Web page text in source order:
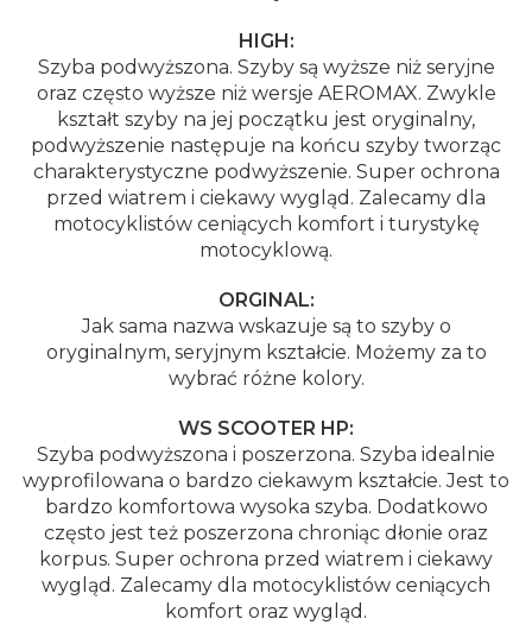
HIGH:
Szyba podwyższona. Szyby są wyższe niż seryjne
oraz często wyższe niż wersje AEROMAX. Zwykle
kształt szyby na jej początku jest oryginalny,
podwyższenie następuje na końcu szyby tworząc
charakterystyczne podwyższenie. Super ochrona
przed wiatrem i ciekawy wygląd. Zalecamy dla
motocyklistów ceniących komfort i turystykę
motocyklową.
ORGINAL:
Jak sama nazwa wskazuje są to szyby o
oryginalnym, seryjnym kształcie. Możemy za to
wybrać różne kolory.
WS SCOOTER HP:
Szyba podwyższona i poszerzona. Szyba idealnie
wyprofilowana o bardzo ciekawym kształcie. Jest to
bardzo komfortowa wysoka szyba. Dodatkowo
często jest też poszerzona chroniąc dłonie oraz
korpus. Super ochrona przed wiatrem i ciekawy
wygląd. Zalecamy dla motocyklistów ceniących
komfort oraz wygląd.